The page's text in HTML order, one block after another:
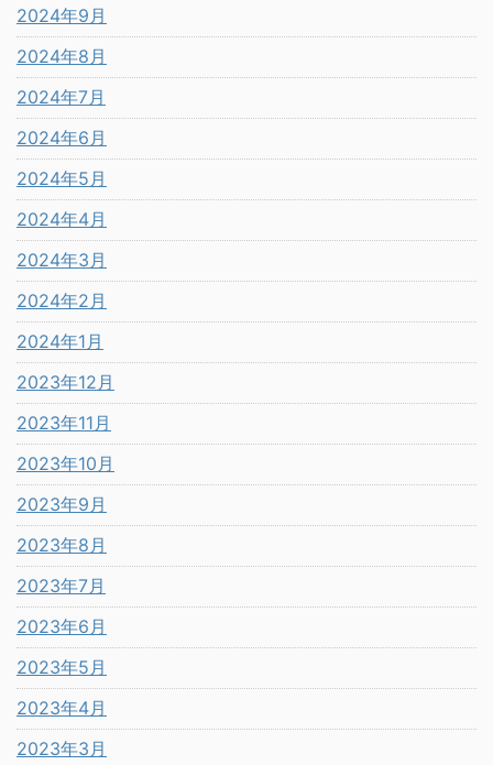
2024年9月
2024年8月
2024年7月
2024年6月
2024年5月
2024年4月
2024年3月
2024年2月
2024年1月
2023年12月
2023年11月
2023年10月
2023年9月
2023年8月
2023年7月
2023年6月
2023年5月
2023年4月
2023年3月